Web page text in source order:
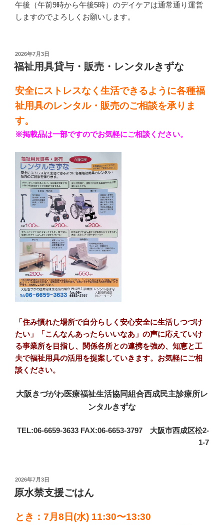
午後（午前9時から午後5時）のデイケアは通常通り運営
しますのでよろしくお願いします。
投
稿
日:
2026年7月3日
福祉用具貸与・販売・レンタルきずな
安全にストレスなく生活できるように各種福
祉用具のレンタル・販売のご相談を承りま
す。
※掲載品は一部ですのでお気軽にご相談ください。
「住み慣れた場所で自分らしく安心安全に生活しつづけ
たい」「こんなんあったらいいなあ」の声に応えていけ
る事業所を目指し、関係各所との連携を強め、知恵と工
夫で福祉用具の活用を提案していきます。お気軽にご相
談ください。
大阪きづがわ医療福祉生活協同組合西成民主診療所レ
ンタルきずな
TEL:06-6659-3633 FAX:06-6653-3797 大阪市西成区松2-
1-7
投
稿
日:
2026年7月3日
原水禁支援ごはん
とき：7月8日(水) 11:30〜13:30